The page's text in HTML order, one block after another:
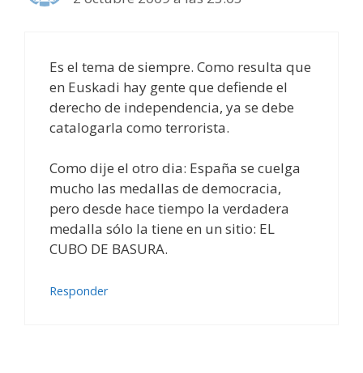
Es el tema de siempre. Como resulta que
en Euskadi hay gente que defiende el
derecho de independencia, ya se debe
catalogarla como terrorista.
Como dije el otro dia: España se cuelga
mucho las medallas de democracia,
pero desde hace tiempo la verdadera
medalla sólo la tiene en un sitio: EL
CUBO DE BASURA.
Responder